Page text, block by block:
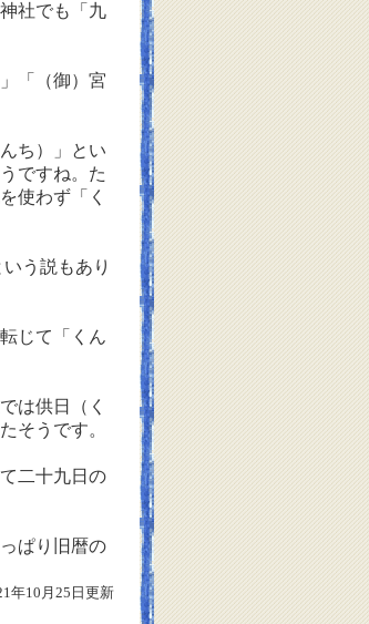
社でも「九
「（御）宮
ち）」とい
ですね。た
使わず「く
う説もあり
じて「くん
は供日（く
そうです。
二十九日の
ぱり旧暦の
年10月25日更新